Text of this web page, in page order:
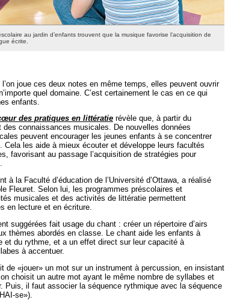
au jardin d’enfants trouvent que la musique favorise l’acquisition de
écrite.
joue ces deux notes en même temps, elles peuvent ouvrir
quel domaine. C’est certainement le cas en ce qui
enfants.
des pratiques en littératie révèle que, à partir du
connaissances musicales. De nouvelles données
peuvent encourager les jeunes enfants à se concentrer
Cela les aide à mieux écouter et développe leurs facultés
favorisant au passage l’acquisition de stratégies pour
à la Faculté d’éducation de l’Université d’Ottawa, a réalisé
Fleuret. Selon lui, les programmes préscolaires et
musicales et des activités de littératie permettent
en lecture et en écriture.
suggérées fait usage du chant : créer un répertoire d’airs
thèmes abordés en classe. Le chant aide les enfants à
et du rythme, et a un effet direct sur leur capacité à
à accentuer.
de «jouer» un mot sur un instrument à percussion, en insistant
choisit un autre mot ayant le même nombre de syllabes et
Puis, il faut associer la séquence rythmique avec la séquence
se»).